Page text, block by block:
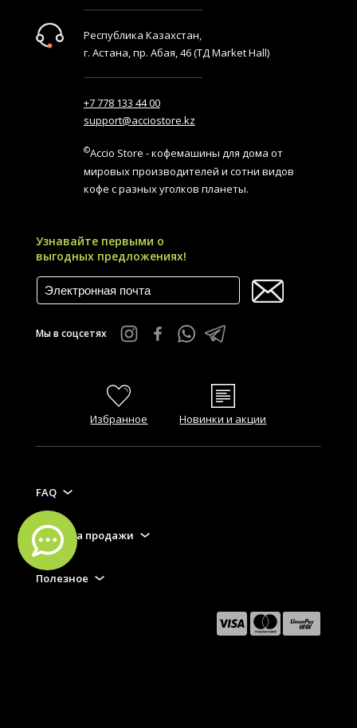
Республика Казахстан,
г. Астана, пр. Абая, 46 (ТД Market Hall)
+7 778 133 44 00
support@acciostore.kz
©Accio Store - кофемашины для дома от
мировых производителей и сотни видов
кофе с разных уголков планеты.
Узнавайте первыми о
выгодных предложениях!
Мы в соцсетях
Избранное Новинки и акции
FAQ
Правила продажи
Полезное